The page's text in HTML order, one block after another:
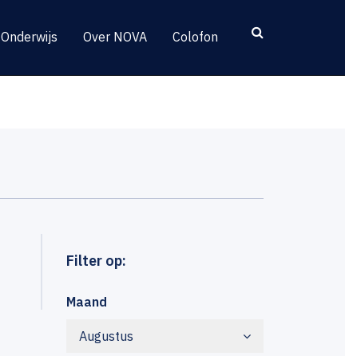
Onderwijs Over NOVA Colofon
Filter op:
Maand
Augustus